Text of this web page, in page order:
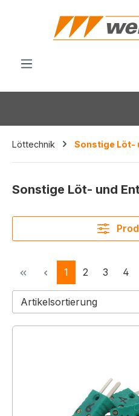
springen
Löttechnik Sonstige Löt-
Sonstige Löt- und
Seite
1 Seite
2 Seite
3 4